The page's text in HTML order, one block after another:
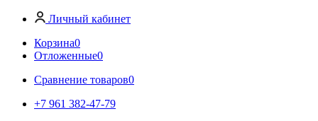
Личный кабинет
Корзина0
Отложенные0
Сравнение товаров0
+7 961 382-47-79